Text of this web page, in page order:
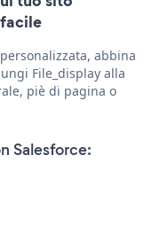
abbina
File_display alla
piè di pagina o
Salesforce: